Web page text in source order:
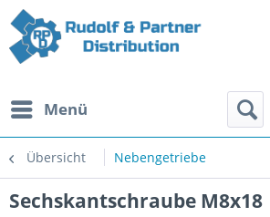
Menü
Übersicht Nebengetriebe
Sechskantschraube M8x18